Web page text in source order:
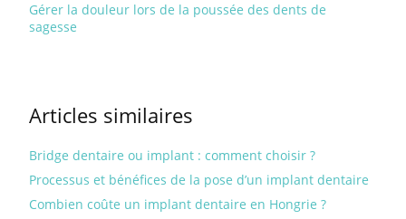
Gérer la douleur lors de la poussée des dents de
sagesse
Articles similaires
Bridge dentaire ou implant : comment choisir ?
Processus et bénéfices de la pose d’un implant dentaire
Combien coûte un implant dentaire en Hongrie ?